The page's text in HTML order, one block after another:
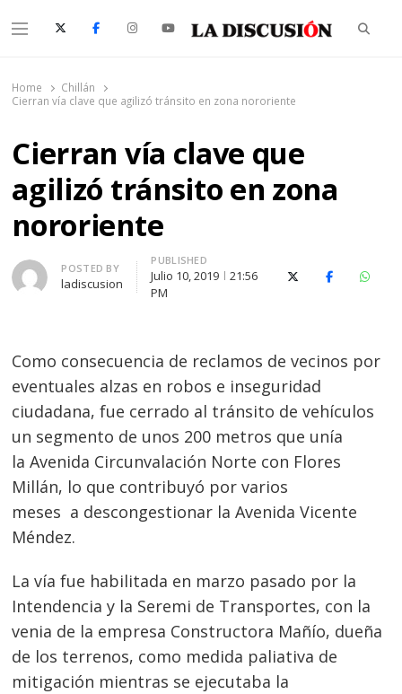
Menu
Home
Chillán
Cierran vía clave que agilizó tránsito en zona nororiente
Cierran vía clave que
agilizó tránsito en zona
nororiente
Author
POSTED BY
ladiscusion
PUBLISHED
Julio 10, 2019
21:56
PM
X (Twitter)Facebook
Como consecuencia de reclamos de vecinos por
eventuales alzas en robos e inseguridad
ciudadana, fue cerrado al tránsito de vehículos
un segmento de unos 200 metros que unía
la Avenida Circunvalación Norte con Flores
Millán, lo que contribuyó por varios
meses a descongestionar la Avenida Vicente
Méndez.
La vía fue habilitada en marzo pasado por la
Intendencia y la Seremi de Transportes, con la
venia de la empresa Constructora Mañío, dueña
de los terrenos, como medida paliativa de
mitigación mientras se ejecutaba la